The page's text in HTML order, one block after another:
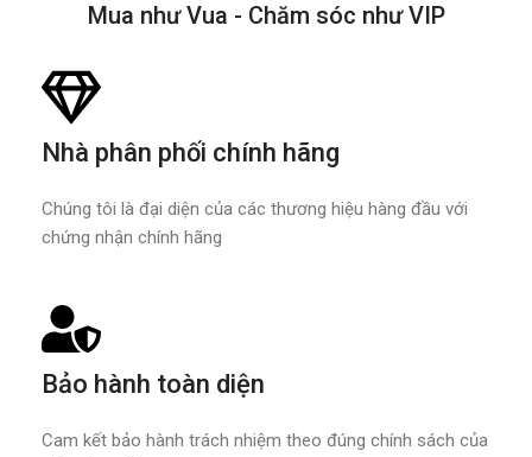
Mua như Vua - Chăm sóc như VIP
Nhà phân phối chính hãng
Chúng tôi là đại diện của các thương hiệu hàng đầu với
chứng nhận chính hãng
Bảo hành toàn diện
Cam kết bảo hành trách nhiệm theo đúng chính sách của